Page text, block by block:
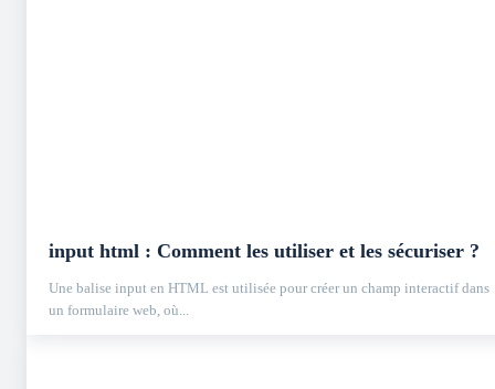
input html : Comment les utiliser et les sécuriser ?
Une balise input en HTML est utilisée pour créer un champ interactif dans
un formulaire web, où...